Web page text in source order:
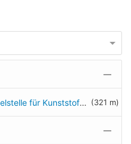
—
Müllrecycling - Sammelstelle für Kunststoff- und Metallmüll (321 m)
—